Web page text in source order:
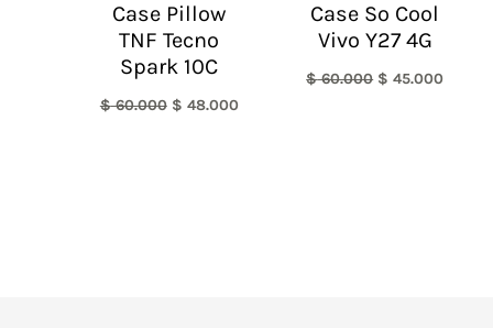
Case Pillow
TNF Tecno
Spark 10C
$60.000 $ 48.000
Case So Cool
Vivo Y27 4G
$60.000 $ 45.000